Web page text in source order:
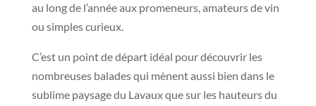
au long de l’année aux promeneurs, amateurs de vin
ou simples curieux.
C’est un point de départ idéal pour découvrir les
nombreuses balades qui mènent aussi bien dans le
sublime paysage du Lavaux que sur les hauteurs du